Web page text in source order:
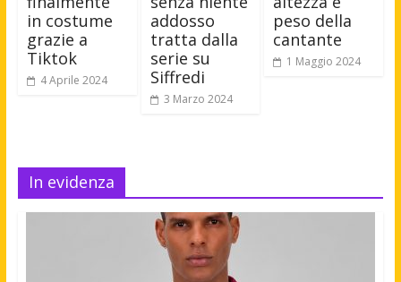
in costume
grazie a
Tiktok
4 Aprile 2024
addosso
tratta dalla
serie su
Siffredi
3 Marzo 2024
peso della
cantante
1 Maggio 2024
In evidenza